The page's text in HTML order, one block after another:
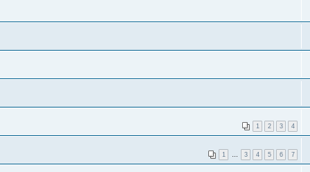
1 2 3 4
1 … 3 4 5 6 7